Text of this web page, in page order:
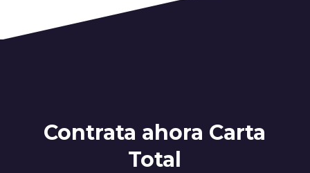
Contrata ahora Carta
Total